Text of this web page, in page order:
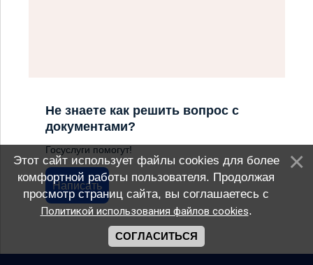
Не знаете как решить вопрос с
документами?
Госуслуги помогут!
Написать
Этот сайт использует файлы cookies для более
комфортной работы пользователя. Продолжая
просмотр страниц сайта, вы соглашаетесь с
Политикой использования файлов cookies.
СОГЛАСИТЬСЯ